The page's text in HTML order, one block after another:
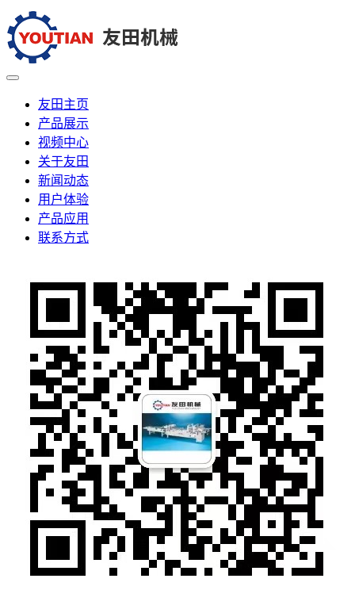
友田主页
产品展示
视频中心
关于友田
新闻动态
用户体验
产品应用
联系方式